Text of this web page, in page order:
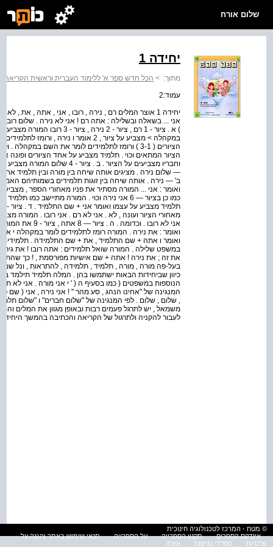
שלום אורח
יחידה 1
מתוך: > הכל חדש ספר א' ללימוד העברית וראשית הקריאה
עמוד:2
יחידה 1 אוצר המלים רם , נירה , רובו , אני , אתה , את ,
אני ... בשאלה ובשלילה : אתה רם ! אני לא נירה . שלום רובו
הציורים ( 3-1 ) ורומז לתלמידים לומר את השם
הציור המתאים וכוי . תלמיד מצביע על אחד הציורים
— שלום נירה . מציגים אותה שיחה בין מורה ובין תלמיד
כמו כן בציור — 6 אני נירה וכוי . המורה מתיישב
מאחורי הציור ועונה , לא . אני לא רם . אני רובו . המורה
ואומר : את נירה . המורה רומז לתלמידים לומר במקהלה י
ואומר ו אתה + שם התלמיד , את + שם התלמידה . תלמידים
במשפט שלילה . המורה שואל תלמידים : אתה רובו ! את
את זה ; את נירה ! אתה + שם אישיות מפורסמת , ! כך
בעל-פה מורה , מורה , תלמיד , תלמידה , להתראות , ונל
הנוספות במשפטים ( כמו בסעיף ה ( ' י אני מורה . אני לא
המנגינה של "אחינו הנהג , סע מהר " ! אני נירה , אני ( שם
, שלום , שלום . לפי המנגינה של "שלום חברים" ו "שלום
משמאל , יש לתרגל פעמים רבות ובאופן מגוון את המלים
לעבור להקניה ולתרגול של הקריאה והכתיבה בהמשך
© מטח - המרכז לטכנולוגיה חינוכית
אינדקס הספרים
תקנון הספרייה על הספרייה
תנאי שימוש באתר והגנה על
פרטיות
הסדרי נגישות עזרה